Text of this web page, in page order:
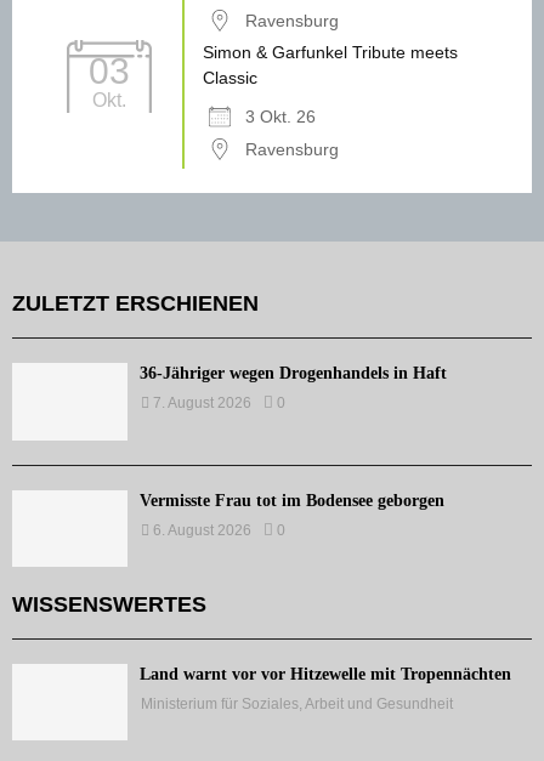
Ravensburg
03
Okt.
Simon & Garfunkel Tribute meets
Classic
3 Okt. 26
Ravensburg
ZULETZT ERSCHIENEN
36-Jähriger wegen Drogenhandels in Haft
7. August 2026 0
Vermisste Frau tot im Bodensee geborgen
6. August 2026 0
WISSENSWERTES
Land warnt vor vor Hitzewelle mit Tropennächten
Ministerium für Soziales, Arbeit und Gesundheit